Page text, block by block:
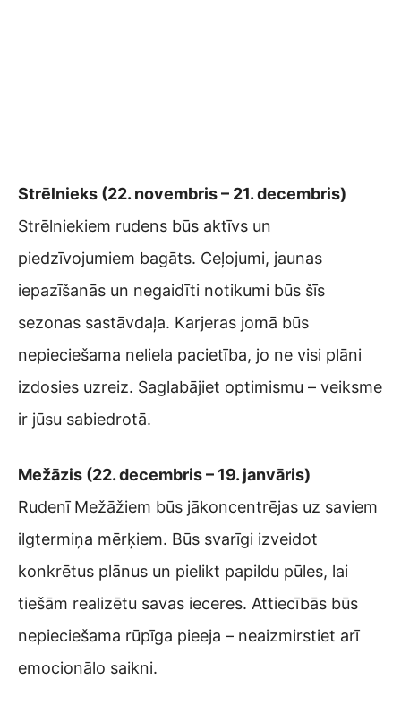
Strēlnieks (22. novembris – 21. decembris)
Strēlniekiem rudens būs aktīvs un
piedzīvojumiem bagāts. Ceļojumi, jaunas
iepazīšanās un negaidīti notikumi būs šīs
sezonas sastāvdaļa. Karjeras jomā būs
nepieciešama neliela pacietība, jo ne visi plāni
izdosies uzreiz. Saglabājiet optimismu – veiksme
ir jūsu sabiedrotā.
Mežāzis (22. decembris – 19. janvāris)
Rudenī Mežāžiem būs jākoncentrējas uz saviem
ilgtermiņa mērķiem. Būs svarīgi izveidot
konkrētus plānus un pielikt papildu pūles, lai
tiešām realizētu savas ieceres. Attiecībās būs
nepieciešama rūpīga pieeja – neaizmirstiet arī
emocionālo saikni.